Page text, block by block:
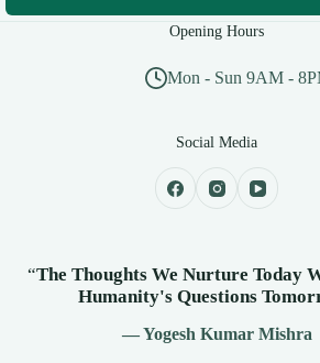
Opening Hours
Mon - Sun 9AM -
Social Media
“The Thoughts We Nurture Today
Humanity's Questions
— Yogesh Kumar Mishra